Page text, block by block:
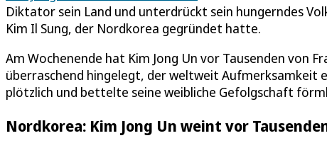
Diktator sein Land und unterdrückt sein hungerndes
Kim Il Sung, der Nordkorea gegründet hatte.
Am Wochenende hat Kim Jong Un vor Tausenden von
überraschend hingelegt, der weltweit Aufmerksamkeit
plötzlich und bettelte seine weibliche Gefolgschaft
Nordkorea: Kim Jong Un weint vor